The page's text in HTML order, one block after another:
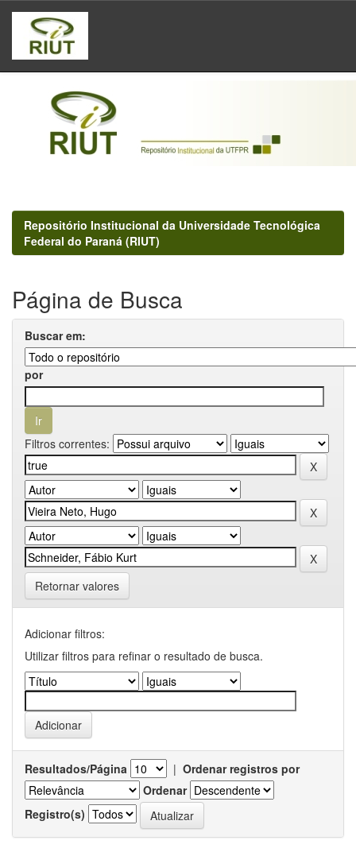
Skip
navigation
Repositório Institucional da Universidade Tecnológica
Federal do Paraná (RIUT)
Página de Busca
Buscar em:
por
Filtros correntes:
Retornar valores
Adicionar filtros:
Utilizar filtros para refinar o resultado de busca.
Resultados/Página | Ordenar registros por
Ordenar
Registro(s)